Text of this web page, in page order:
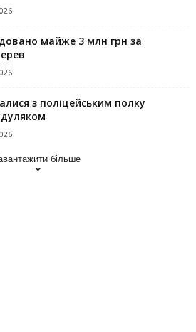
майже 3 млн грн за
з поліцейським полку
більше